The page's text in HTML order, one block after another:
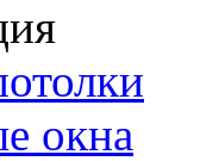
окна